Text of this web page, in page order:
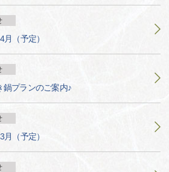
（予定）
鍋プランのご案内♪
（予定）